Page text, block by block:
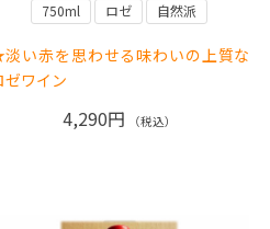
750ml ロゼ 自然派
い赤を思わせる味わいの上質な
ゼワイン
4,290円 （税込）